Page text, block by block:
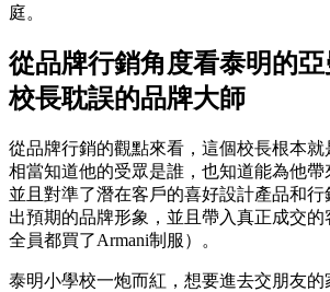
庭。
從品牌行銷角度看泰明的
校長耽誤的品牌大師
從品牌行銷的觀點來看，這個校長根本就
相當知道他的受眾是誰，也知道能為他帶
並且對準了潛在客戶的喜好設計產品和
出預期的品牌形象，並且帶入真正成交的
全員都買了Armani制服）。
泰明小學校一炮而紅，想要進去交朋友